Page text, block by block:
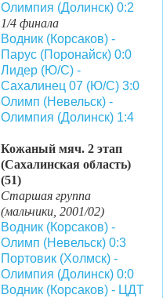
Олимпия (Долинск) 0:2
1/4 финала
Водник (Корсаков) -
Парус (Поронайск) 0:0
Лидер (Ю/С) -
Сахалинец 07 (Ю/С) 3:0
Олимп (Невельск) -
Олимпия (Долинск) 1:4
Кожаный мяч. 2 этап
(Сахалинская область)
(51)
Старшая группа
(мальчики, 2001/02)
Водник (Корсаков) -
Олимп (Невельск) 0:3
Портовик (Холмск) -
Олимпия (Долинск) 0:0
Водник (Корсаков) - ЦДТ